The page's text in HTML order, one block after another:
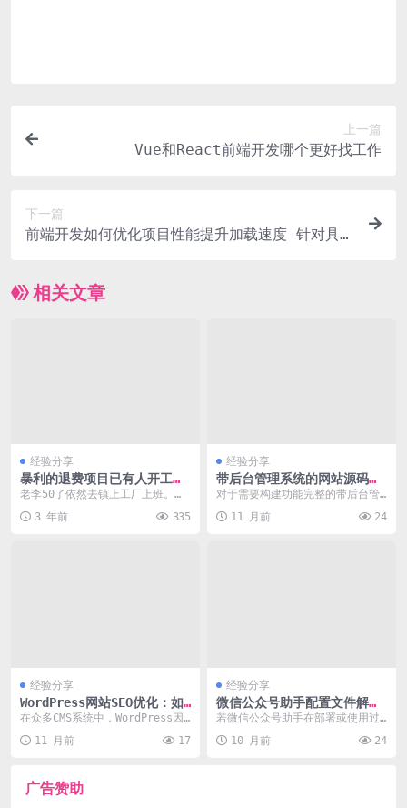
上一篇
Vue和React前端开发哪个更好找工作
下一篇
前端开发如何优化项目性能提升加载速度 针对具体
相关文章
经验分享
暴利的退费项目已有人开工作
室
老李50了依然去镇上工厂上班。干
不得吃穿，...
3 年前 335
经验分享
带后台管理系统的网站源码
功能完整性常见需求排查与解
决
对于需要构建功能完整的带后台管
使用过程中常遇到配置...
11 月前 24
经验分享
WordPress网站SEO优化：如
何提升百度搜索排名？
在众多CMS系统中，WordPress因
成为网站建...
11 月前 17
经验分享
微信公众号助手配置文件解析
与错误修复
若微信公众号助手在部署或使用过
等问题，通常与`co...
10 月前 24
广告赞助